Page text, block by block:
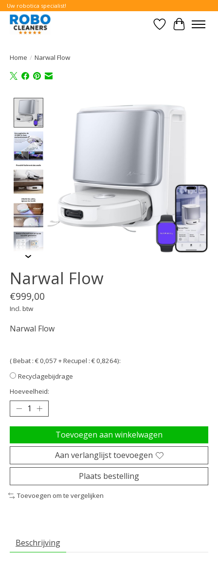
Uw robotica specialist!
Verlanglijst
Home / Narwal Flow
Product image slideshow Items
Narwal Flow
€999,00
Incl. btw
Narwal Flow
( Bebat : € 0,057 + Recupel : € 0,8264):
Recyclagebijdrage
Hoeveelheid:
Toevoegen aan winkelwagen
Aan verlanglijst toevoegen
Plaats bestelling
Toevoegen om te vergelijken
Beschrijving